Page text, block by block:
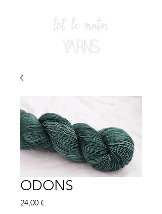
tôt le matin
YARNS
ODONS
24,00 €